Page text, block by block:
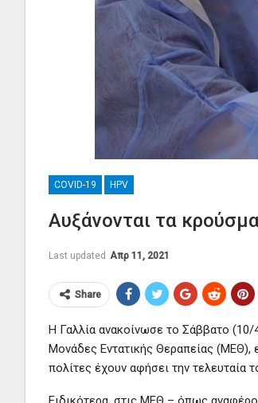
COVID-19 HPV
Αυξάνονται τα
Last updated Απρ 11, 2021
Share
Η Γαλλία ανακοίνωσε το Σάββατο
Μονάδες Εντατικής Θεραπείας (ΜΕΘ),
πολίτες έχουν αφήσει την τελευταία